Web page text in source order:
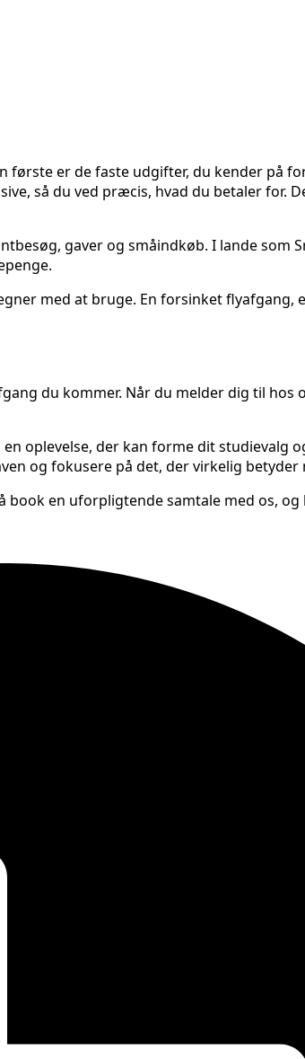
er de faste udgifter, du kender på
så du ved præcis, hvad du betaler
gaver og småindkøb. I lande som
med at bruge. En forsinket flyafgang,
du kommer. Når du melder dig til
oplevelse, der kan forme dit studievalg
og fokusere på det, der virkelig betyder
book en uforpligtende samtale med os,